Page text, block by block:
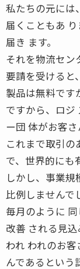
私たちの元には
届くこともあ
届き ます。
それを物流セン
要請を受けると
製品は無料です
ですから、ロジ
ー団 体がお客さ
これまで取引
で、世界的にも
しかし、事業
比例しませんで
毎月のように
改善 される見込
われ われのお
んであるという